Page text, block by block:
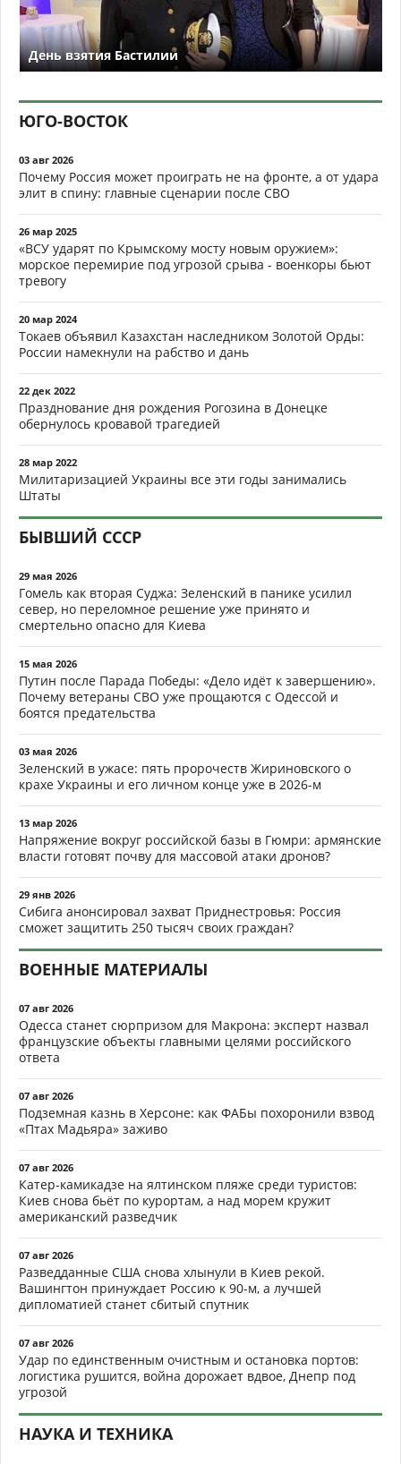
День взятия Бастилии
ЮГО-ВОСТОК
03 авг 2026
Почему Россия может проиграть не на фронте, а от удара
элит в спину: главные сценарии после СВО
26 мар 2025
«ВСУ ударят по Крымскому мосту новым оружием»:
морское перемирие под угрозой срыва - военкоры бьют
тревогу
20 мар 2024
Токаев объявил Казахстан наследником Золотой Орды:
России намекнули на рабство и дань
22 дек 2022
Празднование дня рождения Рогозина в Донецке
обернулось кровавой трагедией
28 мар 2022
Милитаризацией Украины все эти годы занимались
Штаты
БЫВШИЙ СССР
29 мая 2026
Гомель как вторая Суджа: Зеленский в панике усилил
север, но переломное решение уже принято и
смертельно опасно для Киева
15 мая 2026
Путин после Парада Победы: «Дело идёт к завершению».
Почему ветераны СВО уже прощаются с Одессой и
боятся предательства
03 мая 2026
Зеленский в ужасе: пять пророчеств Жириновского о
крахе Украины и его личном конце уже в 2026-м
13 мар 2026
Напряжение вокруг российской базы в Гюмри: армянские
власти готовят почву для массовой атаки дронов?
29 янв 2026
Сибига анонсировал захват Приднестровья: Россия
сможет защитить 250 тысяч своих граждан?
ВОЕННЫЕ МАТЕРИАЛЫ
07 авг 2026
Одесса станет сюрпризом для Макрона: эксперт назвал
французские объекты главными целями российского
ответа
07 авг 2026
Подземная казнь в Херсоне: как ФАБы похоронили взвод
«Птах Мадьяра» заживо
07 авг 2026
Катер-камикадзе на ялтинском пляже среди туристов:
Киев снова бьёт по курортам, а над морем кружит
американский разведчик
07 авг 2026
Разведданные США снова хлынули в Киев рекой.
Вашингтон принуждает Россию к 90-м, а лучшей
дипломатией станет сбитый спутник
07 авг 2026
Удар по единственным очистным и остановка портов:
логистика рушится, война дорожает вдвое, Днепр под
угрозой
НАУКА И ТЕХНИКА